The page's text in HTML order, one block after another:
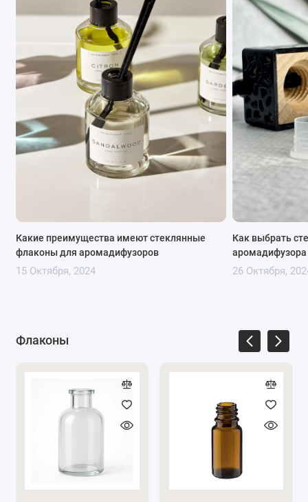
Преимущества стеклянного
Элегантный вид:
Стекло придает флакону
Какие преимущества имеют стеклянные
флаконы для аромадифузоров
15 Октября, 2024
Как выбрать
аромадифузора
26 Октября,
Флаконы